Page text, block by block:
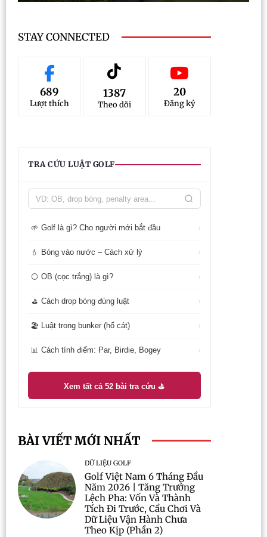
STAY CONNECTED
689
Lượt thích
1387
Theo dõi
20
Đăng ký
TRA CỨU LUẬT GOLF
🌱 Golf là gì? Cho người mới bắt đầu ›
💧 Bóng vào nước – Cách xử lý ›
⚪ OB (cọc trắng) là gì? ›
⛳ Cách drop bóng đúng luật ›
🏖️ Luật trong bunker (hố cát) ›
📊 Cách tính điểm: Par, Birdie, Bogey ›
Xem tất cả 52 bài tra cứu ⛳
BÀI VIẾT MỚI NHẤT
DỮ LIỆU GOLF
Golf Việt Nam 6 Tháng Đầu
Năm 2026 | Tăng Trưởng
Lệch Pha: Vốn Và Thành
Tích Đi Trước, Cầu Chơi Và
Dữ Liệu Vận Hành Chưa
Theo Kịp (Phần 2)